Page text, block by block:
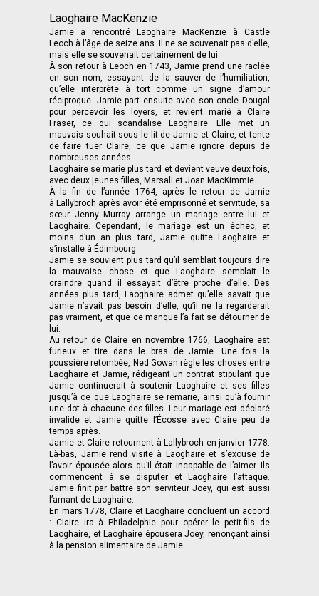
Laoghaire MacKenzie
Jamie a rencontré Laoghaire MacKenzie à Castle
Leoch à l’âge de seize ans. Il ne se souvenait pas d’elle,
mais elle se souvenait certainement de lui.
À son retour à Leoch en 1743, Jamie prend une raclée
en son nom, essayant de la sauver de l’humiliation,
qu’elle interprète à tort comme un signe d’amour
réciproque. Jamie part ensuite avec son oncle Dougal
pour percevoir les loyers, et revient marié à Claire
Fraser, ce qui scandalise Laoghaire. Elle met un
mauvais souhait sous le lit de Jamie et Claire, et tente
de faire tuer Claire, ce que Jamie ignore depuis de
nombreuses années.
Laoghaire se marie plus tard et devient veuve deux fois,
avec deux jeunes filles, Marsali et Joan MacKimmie.
À la fin de l’année 1764, après le retour de Jamie
à Lallybroch après avoir été emprisonné et servitude, sa
sœur Jenny Murray arrange un mariage entre lui et
Laoghaire. Cependant, le mariage est un échec, et
moins d’un an plus tard, Jamie quitte Laoghaire et
s’installe à Édimbourg.
Jamie se souvient plus tard qu’il semblait toujours dire
la mauvaise chose et que Laoghaire semblait le
craindre quand il essayait d’être proche d’elle. Des
années plus tard, Laoghaire admet qu’elle savait que
Jamie n’avait pas besoin d’elle, qu’il ne la regarderait
pas vraiment, et que ce manque l’a fait se détourner de
lui.
Au retour de Claire en novembre 1766, Laoghaire est
furieux et tire dans le bras de Jamie. Une fois la
poussière retombée, Ned Gowan règle les choses entre
Laoghaire et Jamie, rédigeant un contrat stipulant que
Jamie continuerait à soutenir Laoghaire et ses filles
jusqu’à ce que Laoghaire se remarie, ainsi qu’à fournir
une dot à chacune des filles. Leur mariage est déclaré
invalide et Jamie quitte l’Écosse avec Claire peu de
temps après.
Jamie et Claire retournent à Lallybroch en janvier 1778.
Là-bas, Jamie rend visite à Laoghaire et s’excuse de
l’avoir épousée alors qu’il était incapable de l’aimer. Ils
commencent à se disputer et Laoghaire l’attaque.
Jamie finit par battre son serviteur Joey, qui est aussi
l’amant de Laoghaire.
En mars 1778, Claire et Laoghaire concluent un accord
: Claire ira à Philadelphie pour opérer le petit-fils de
Laoghaire, et Laoghaire épousera Joey, renonçant ainsi
à la pension alimentaire de Jamie.